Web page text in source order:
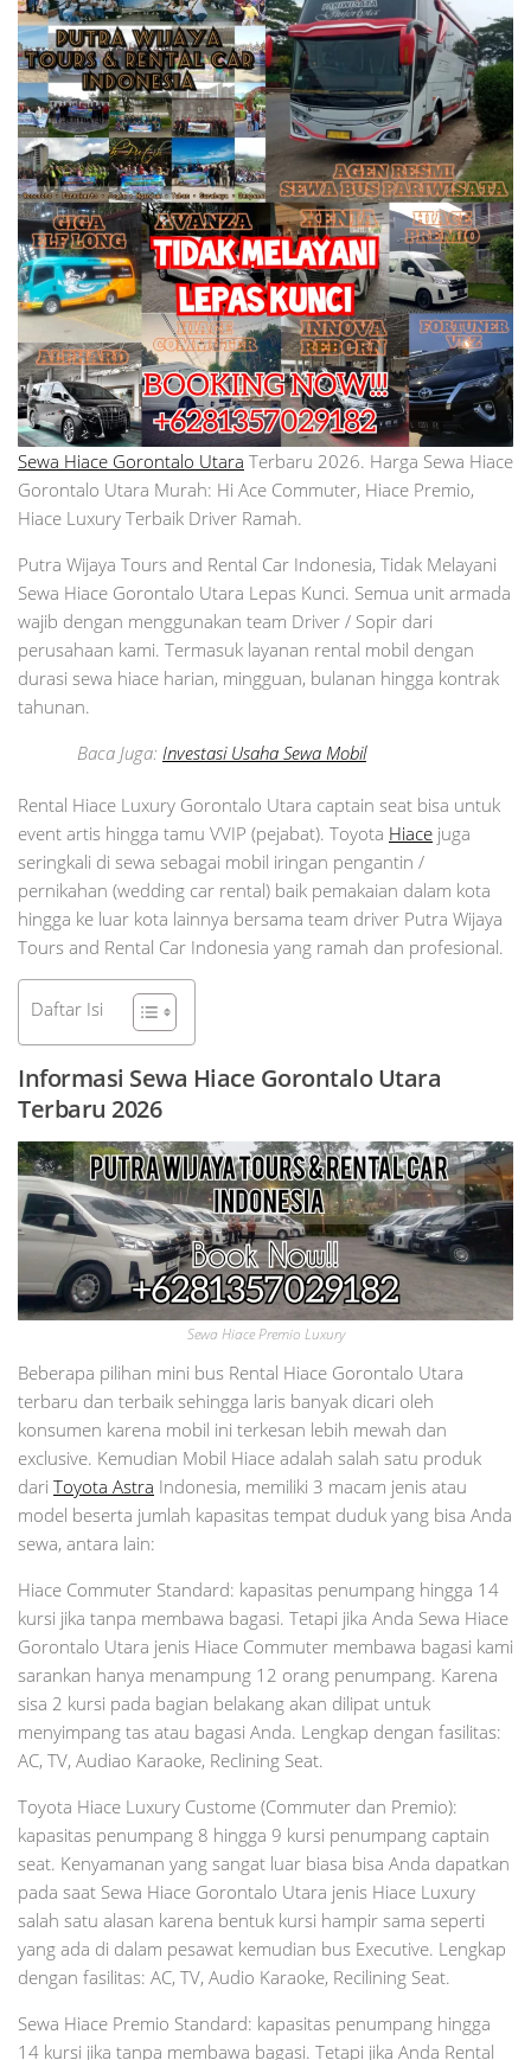
Sewa Hiace Gorontalo Utara Terbaru 2026. Harga Sewa Hiace
Gorontalo Utara Murah: Hi Ace Commuter, Hiace Premio,
Hiace Luxury Terbaik Driver Ramah.
Putra Wijaya Tours and Rental Car Indonesia, Tidak Melayani
Sewa Hiace Gorontalo Utara Lepas Kunci. Semua unit armada
wajib dengan menggunakan team Driver / Sopir dari
perusahaan kami. Termasuk layanan rental mobil dengan
durasi sewa hiace harian, mingguan, bulanan hingga kontrak
tahunan.
Baca Juga: Investasi Usaha Sewa Mobil
Rental Hiace Luxury Gorontalo Utara captain seat bisa untuk
event artis hingga tamu VVIP (pejabat). Toyota Hiace juga
seringkali di sewa sebagai mobil iringan pengantin /
pernikahan (wedding car rental) baik pemakaian dalam kota
hingga ke luar kota lainnya bersama team driver Putra Wijaya
Tours and Rental Car Indonesia yang ramah dan profesional.
Daftar Isi
Informasi Sewa Hiace Gorontalo Utara
Terbaru 2026
Sewa Hiace Premio Luxury
Beberapa pilihan mini bus Rental Hiace Gorontalo Utara
terbaru dan terbaik sehingga laris banyak dicari oleh
konsumen karena mobil ini terkesan lebih mewah dan
exclusive. Kemudian Mobil Hiace adalah salah satu produk
dari Toyota Astra Indonesia, memiliki 3 macam jenis atau
model beserta jumlah kapasitas tempat duduk yang bisa Anda
sewa, antara lain:
Hiace Commuter Standard: kapasitas penumpang hingga 14
kursi jika tanpa membawa bagasi. Tetapi jika Anda Sewa Hiace
Gorontalo Utara jenis Hiace Commuter membawa bagasi kami
sarankan hanya menampung 12 orang penumpang. Karena
sisa 2 kursi pada bagian belakang akan dilipat untuk
menyimpang tas atau bagasi Anda. Lengkap dengan fasilitas:
AC, TV, Audiao Karaoke, Reclining Seat.
Toyota Hiace Luxury Custome (Commuter dan Premio):
kapasitas penumpang 8 hingga 9 kursi penumpang captain
seat. Kenyamanan yang sangat luar biasa bisa Anda dapatkan
pada saat Sewa Hiace Gorontalo Utara jenis Hiace Luxury
salah satu alasan karena bentuk kursi hampir sama seperti
yang ada di dalam pesawat kemudian bus Executive. Lengkap
dengan fasilitas: AC, TV, Audio Karaoke, Recilining Seat.
Sewa Hiace Premio Standard: kapasitas penumpang hingga
14 kursi jika tanpa membawa bagasi. Tetapi jika Anda Rental